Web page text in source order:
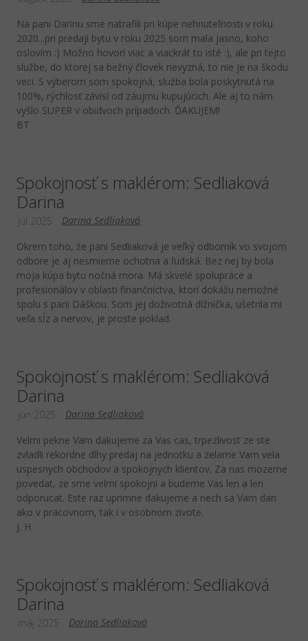
Na pani Darinu sme natrafili pri kúpe nehnuteľnosti v roku
2020...pri predaji bytu v roku 2025 som mala jasno, koho
oslovím :) Možno hovorí viac a viackrát to isté :), ale pri tejto
službe, do ktorej sa bežný človek nevyzná, to nie je na škodu
veci. S výberom som spokojná, služba bola poskytnutá na
100%, rýchlosť závisí od záujmu kupujúcich. Ale aj to nám
vyšlo SUPER v obidvoch prípadoch. ĎAKUJEM!
BT
Spokojnosť s maklérom: Sedliaková
Darina
Darina Sedliaková
júl 2025
Okrem toho, že pani Sedliaková je veľký odborník vo svojom
odbore je aj nesmierne ochotna a ľudská. Bez nej by bola
moja kúpa bytu nočná mora. Má skvelé spolupráce a
profesionálov v oblasti finančníctva, ktorí dokážu nemožné
spolu s pani Dáškou. Som jej doživotná dlžníčka, ušetrila mi
veľa sĺz a nervov, je proste poklad.
Spokojnosť s maklérom: Sedliaková
Darina
Darina Sedliaková
jún 2025
Velmi pekne Vam dakujeme za Vas cas, trpezlivost ze ste
zvladli rekordne dlhy predaj na jednotku a zelame Vam vela
uspesnych obchodov a spokojnych klientov. Za nas mozeme
povedat, ze sme velmi spokojni a budeme Vas len a len
odporucat. Este raz uprimne dakujeme a nech sa Vam dari
ako v pracovnom, tak i v osobnom zivote.
J. H.
Spokojnosť s maklérom: Sedliaková
Darina
Darina Sedliaková
máj 2025